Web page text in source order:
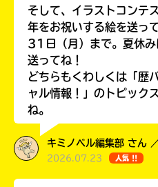
そして、イラストコンテ
年をお祝いする絵を送っ
31日（月）まで。夏休み
送ってね！
どちらもくわしくは「歴
ャル情報！」のトピック
ね。
キミノベル編集部 さん
2026.07.23 人気 !!